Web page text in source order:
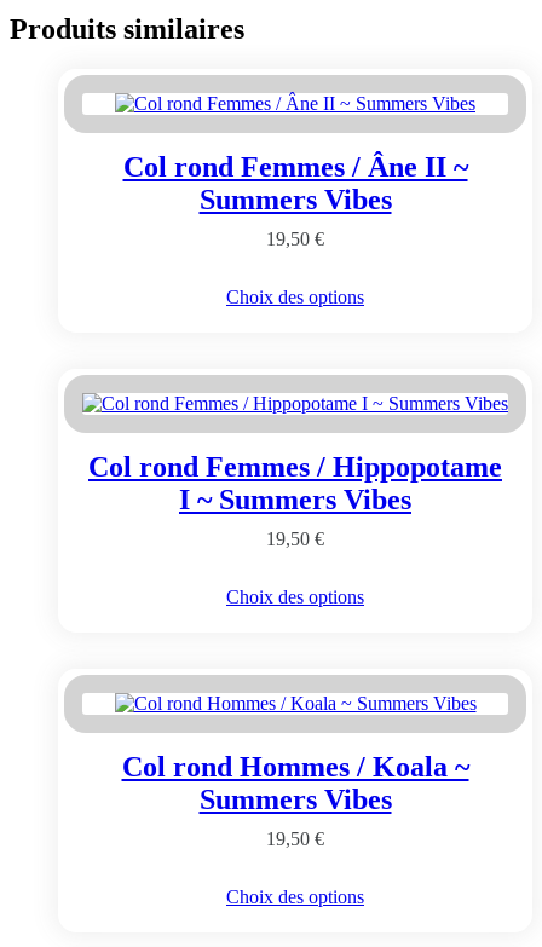
Produits similaires
Col rond Femmes / Âne II ~
Summers Vibes
19,50 €
Choix des options
Ce
Les
être
choisies
sur
la
produit
Col rond Femmes / Hippopotame
I ~ Summers Vibes
19,50 €
Choix des options
Ce
Les
être
choisies
sur
la
produit
Col rond Hommes / Koala ~
Summers Vibes
19,50 €
Choix des options
Ce